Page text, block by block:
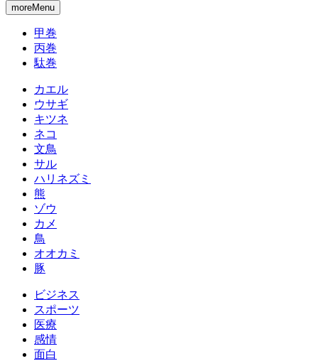
moreMenu
甲巻
丙巻
駄巻
カエル
ウサギ
キツネ
ネコ
文鳥
サル
ハリネズミ
熊
ゾウ
カメ
鳥
オオカミ
豚
ビジネス
スポーツ
医療
感情
面白